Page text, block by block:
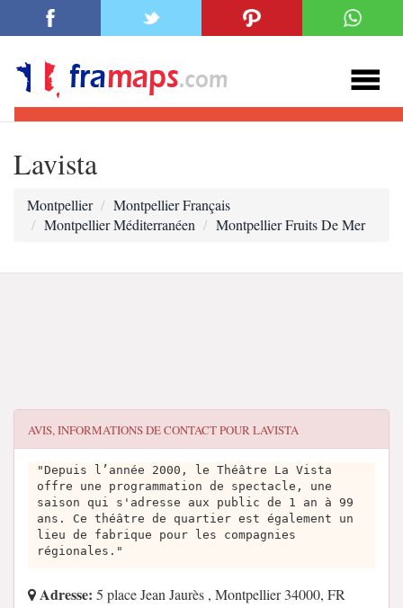
Lavista
Montpellier
Montpellier Français
Montpellier Méditerranéen
Montpellier Fruits De Mer
AVIS, INFORMATIONS DE CONTACT POURLAVISTA
"Depuis l’année 2000, le Théâtre La Vista
offre une programmation de spectacle, une
saison qui s'adresse aux public de 1 an à 99
ans. Ce théâtre de quartier est également un
lieu de fabrique pour les compagnies
régionales."
Adresse: 5 place Jean Jaurès , Montpellier 34000, FR